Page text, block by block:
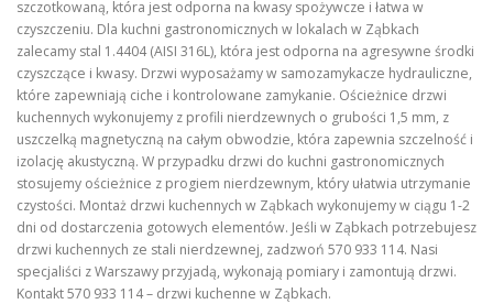
szczotkowaną, która jest odporna na kwasy spożywcze i łatwa w
czyszczeniu. Dla kuchni gastronomicznych w lokalach w Ząbkach
zalecamy stal 1.4404 (AISI 316L), która jest odporna na agresywne środki
czyszczące i kwasy. Drzwi wyposażamy w samozamykacze hydrauliczne,
które zapewniają ciche i kontrolowane zamykanie. Ościeżnice drzwi
kuchennych wykonujemy z profili nierdzewnych o grubości 1,5 mm, z
uszczelką magnetyczną na całym obwodzie, która zapewnia szczelność i
izolację akustyczną. W przypadku drzwi do kuchni gastronomicznych
stosujemy ościeżnice z progiem nierdzewnym, który ułatwia utrzymanie
czystości. Montaż drzwi kuchennych w Ząbkach wykonujemy w ciągu 1-2
dni od dostarczenia gotowych elementów. Jeśli w Ząbkach potrzebujesz
drzwi kuchennych ze stali nierdzewnej, zadzwoń 570 933 114. Nasi
specjaliści z Warszawy przyjadą, wykonają pomiary i zamontują drzwi.
Kontakt 570 933 114 – drzwi kuchenne w Ząbkach.